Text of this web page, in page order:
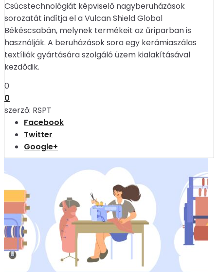
Csúcstechnológiát képviselő nagyberuházások
sorozatát indítja el a Vulcan Shield Global
Békéscsabán, melynek termékeit az űriparban is
használják. A beruházások sora egy kerámiaszálas
textíliák gyártására szolgáló üzem kialakításával
kezdődik.
0
0
szerző: RSPT
Facebook
Twitter
Google+